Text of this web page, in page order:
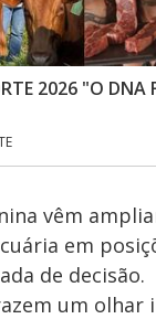
2026 "O
vêm
em
de decisão.
um